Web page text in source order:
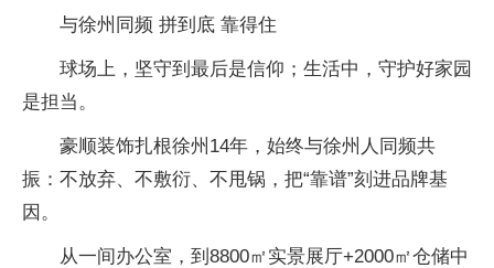
与徐州同频 拼到底 靠得住
球场上，坚守到最后是信仰；生活中，守护好家园
是担当。
豪顺装饰扎根徐州14年，始终与徐州人同频共
振：不放弃、不敷衍、不甩锅，把“靠谱”刻进品牌基
因。
从一间办公室，到8800㎡实景展厅+2000㎡仓储中